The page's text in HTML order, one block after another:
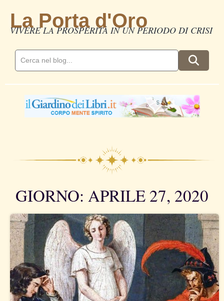
La Porta d'Oro
VIVERE LA PROSPERITÀ IN UN PERIODO DI CRISI
GIORNO: APRILE 27, 2020